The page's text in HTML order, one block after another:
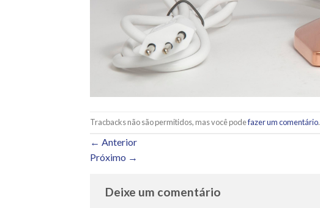
Tracbacks não são permitidos, mas você podefazer um comentário.
← Anterior
Próximo →
Deixe um comentário